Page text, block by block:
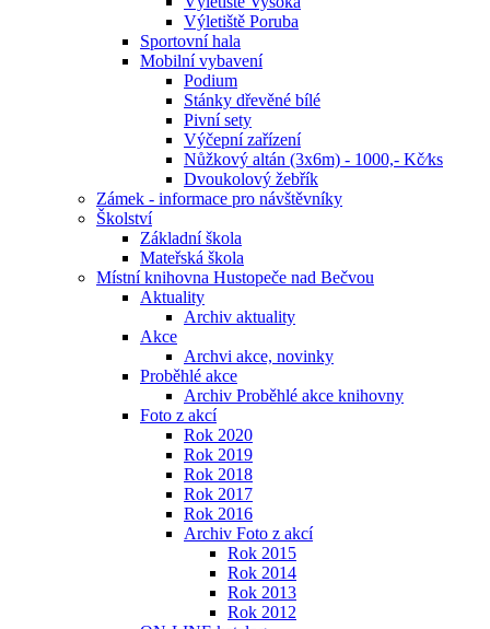
Výletiště Poruba
Sportovní hala
Mobilní vybavení
Podium
Stánky dřevěné bílé
Pivní sety
Výčepní zařízení
Nůžkový altán (3x6m) - 1000,- Kč⁄ks
Dvoukolový žebřík
Zámek - informace pro návštěvníky
Školství
Základní škola
Mateřská škola
Místní knihovna Hustopeče nad Bečvou
Aktuality
Archiv aktuality
Akce
Archvi akce, novinky
Proběhlé akce
Archiv Proběhlé akce knihovny
Foto z akcí
Rok 2020
Rok 2019
Rok 2018
Rok 2017
Rok 2016
Archiv Foto z akcí
Rok 2015
Rok 2014
Rok 2013
Rok 2012